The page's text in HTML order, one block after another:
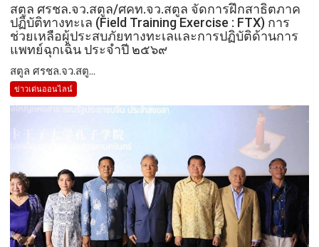
สตูล ศรชล.จว.สตูล/ศคท.จว.สตูล จัดการฝึกสาธิตภาค
ปฏิบัติทางทะเล (Field Training Exercise : FTX) การ
ช่วยเหลือผู้ประสบภัยทางทะเลและการปฏิบัติด้านการ
แพทย์ฉุกเฉิน ประจำปี ๒๕๖๙
สตูล ศรชล.จว.สตู...
ข่าวเด่นออนไลน์